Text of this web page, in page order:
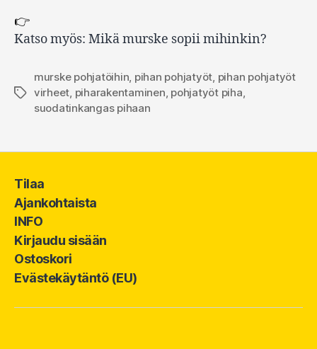
👉
Katso myös: Mikä murske sopii mihinkin?
Avainsanat
murske pohjatöihin pihan pohjatyöt pihan pohjatyöt
virheet piharakentaminen pohjatyöt piha
suodatinkangas pihaan
Tilaa
Ajankohtaista
INFO
Kirjaudu sisään
Ostoskori
Evästekäytäntö (EU)